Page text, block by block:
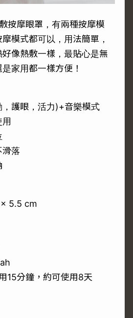
按摩眼罩，有兩種按摩模
模式都可以，用法簡單，
像熱敷一樣，最貼心是無
家用都一樣方便！
護眼，活力)+音樂模式
滑落
5.5 cm
15分鐘，約可使用8天